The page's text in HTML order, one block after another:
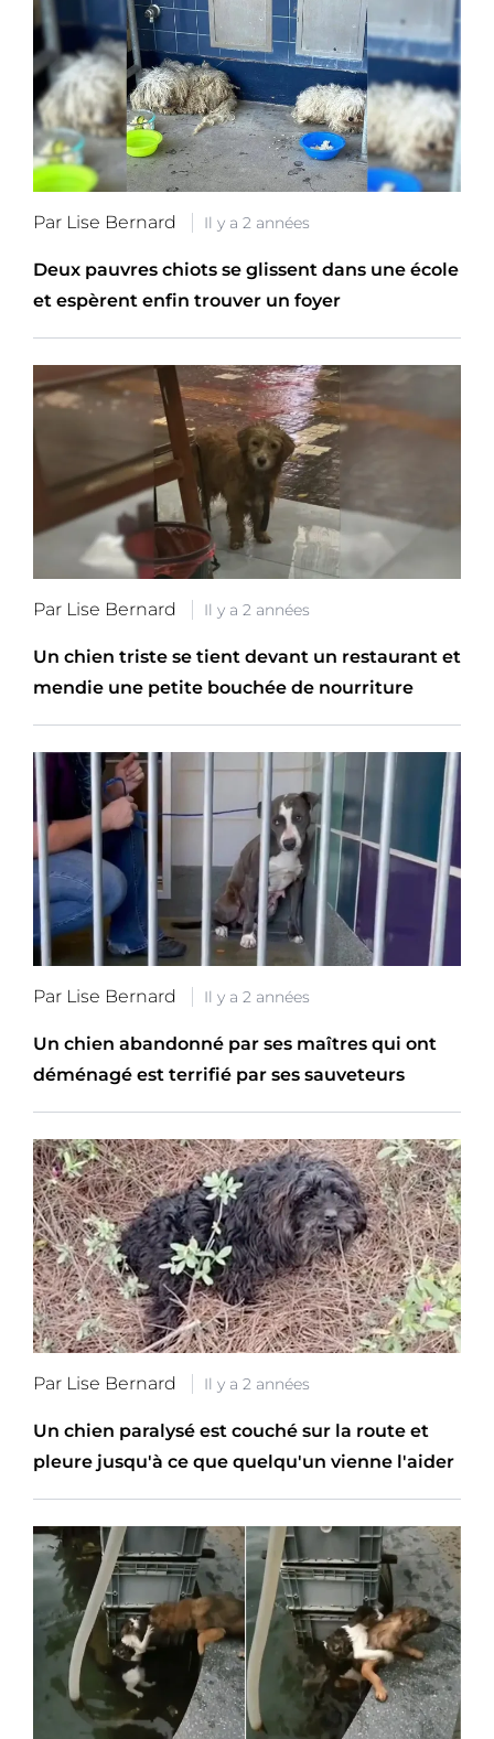
Par Lise Bernard Il y a 2 années
Deux pauvres chiots se glissent dans une école
et espèrent enfin trouver un foyer
Par Lise Bernard Il y a 2 années
Un chien triste se tient devant un restaurant et
mendie une petite bouchée de nourriture
Par Lise Bernard Il y a 2 années
Un chien abandonné par ses maîtres qui ont
déménagé est terrifié par ses sauveteurs
Par Lise Bernard Il y a 2 années
Un chien paralysé est couché sur la route et
pleure jusqu'à ce que quelqu'un vienne l'aider